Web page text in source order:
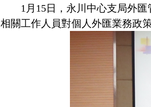
1月15日，永川中心支局外
相關工作人員對個人外匯業務政